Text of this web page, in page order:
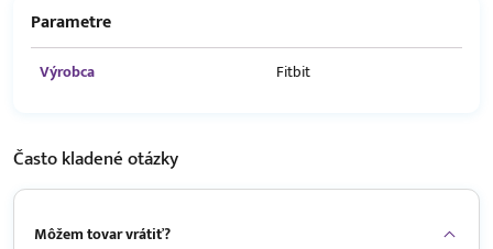
Parametre
Výrobca Fitbit
Často kladenéotázky
Môžem tovar vrátiť?